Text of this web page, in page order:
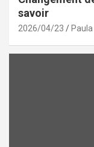
savoir
2026/04/23 Paula